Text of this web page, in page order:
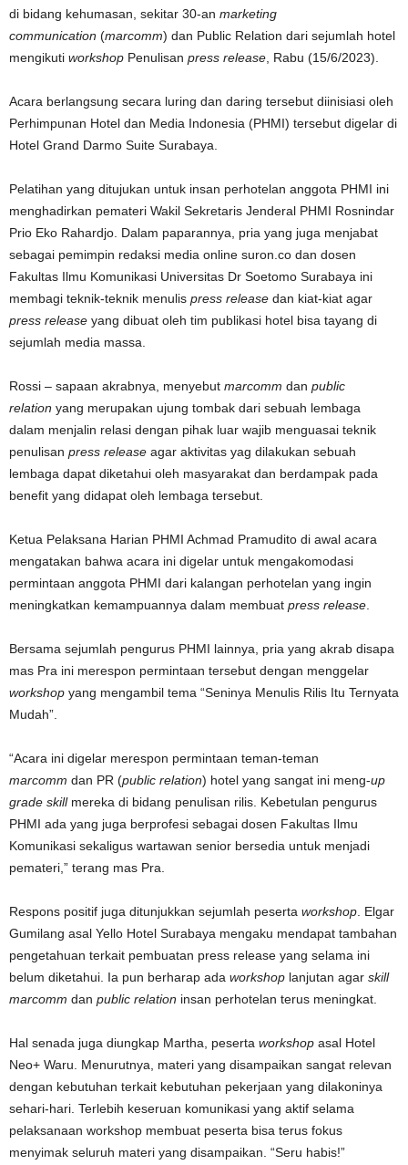
di bidang kehumasan, sekitar 30-an marketing
communication (marcomm) dan Public Relation dari sejumlah hotel
mengikuti workshop Penulisan press release , Rabu (15/6/2023).
Acara berlangsung secara luring dan daring tersebut diinisiasi oleh
Perhimpunan Hotel dan Media Indonesia (PHMI) tersebut digelar di
Hotel Grand Darmo Suite Surabaya.
Pelatihan yang ditujukan untuk insan perhotelan anggota PHMI ini
menghadirkan pemateri Wakil Sekretaris Jenderal PHMI Rosnindar
Prio Eko Rahardjo. Dalam paparannya, pria yang juga menjabat
sebagai pemimpin redaksi media online suron.co dan dosen
Fakultas Ilmu Komunikasi Universitas Dr Soetomo Surabaya ini
membagi teknik-teknik menulis press release dan kiat-kiat agar
press release yang dibuat oleh tim publikasi hotel bisa tayang di
sejumlah media massa.
Rossi – sapaan akrabnya, menyebut marcomm dan public
relation yang merupakan ujung tombak dari sebuah lembaga
dalam menjalin relasi dengan pihak luar wajib menguasai teknik
penulisan press release agar aktivitas yag dilakukan sebuah
lembaga dapat diketahui oleh masyarakat dan berdampak pada
benefit yang didapat oleh lembaga tersebut.
Ketua Pelaksana Harian PHMI Achmad Pramudito di awal acara
mengatakan bahwa acara ini digelar untuk mengakomodasi
permintaan anggota PHMI dari kalangan perhotelan yang ingin
meningkatkan kemampuannya dalam membuat press release
Bersama sejumlah pengurus PHMI lainnya, pria yang akrab disapa
mas Pra ini merespon permintaan tersebut dengan menggelar
workshop yang mengambil tema “Seninya Menulis Rilis Itu Ternyata
Mudah”.
“Acara ini digelar merespon permintaan teman-teman
marcomm dan PR (public relation) hotel yang sangat ini meng-up
grade skillmereka di bidang penulisan rilis. Kebetulan pengurus
PHMI ada yang juga berprofesi sebagai dosen Fakultas Ilmu
Komunikasi sekaligus wartawan senior bersedia untuk menjadi
pemateri,” terang mas Pra.
Respons positif juga ditunjukkan sejumlah peserta workshop . Elgar
Gumilang asal Yello Hotel Surabaya mengaku mendapat tambahan
pengetahuan terkait pembuatan press release yang selama ini
belum diketahui. Ia pun berharap ada workshop lanjutan agar skill
marcomm dan public relation insan perhotelan terus meningkat.
Hal senada juga diungkap Martha, peserta workshop asal Hotel
Neo+ Waru. Menurutnya, materi yang disampaikan sangat relevan
dengan kebutuhan terkait kebutuhan pekerjaan yang dilakoninya
sehari-hari. Terlebih keseruan komunikasi yang aktif selama
pelaksanaan workshop membuat peserta bisa terus fokus
menyimak seluruh materi yang disampaikan. “Seru habis!”